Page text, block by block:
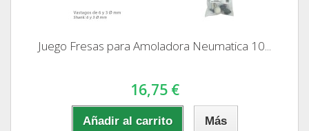
Juego Fresas para Amoladora Neumatica 10...
16,75 €
Añadir al carrito Más